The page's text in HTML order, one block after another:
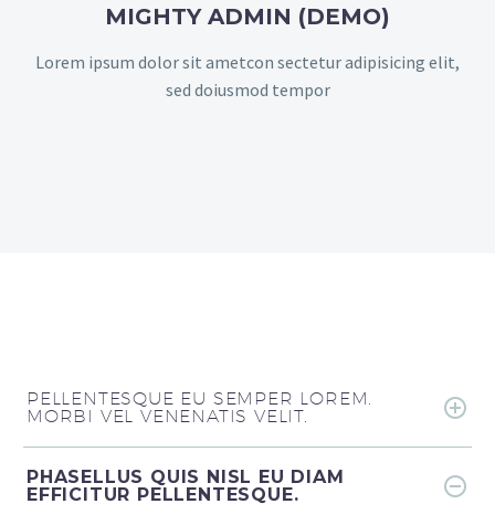
MIGHTY ADMIN (DEMO)
Lorem ipsum dolor sit ametcon sectetur adipisicing elit,
sed doiusmod tempor
PELLENTESQUE EU SEMPER LOREM.
MORBI VEL VENENATIS VELIT.
PHASELLUS QUIS NISL EU DIAM
EFFICITUR PELLENTESQUE.